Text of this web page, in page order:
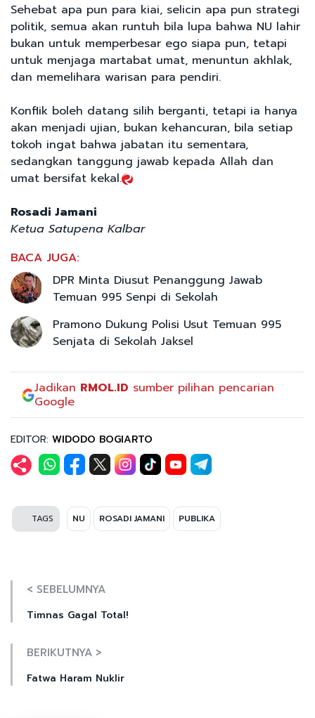
Sehebat apa pun para kiai, selicin apa pun strategi
politik, semua akan runtuh bila lupa bahwa NU lahir
bukan untuk memperbesar ego siapa pun, tetapi
untuk menjaga martabat umat, menuntun akhlak,
dan memelihara warisan para pendiri.
Konflik boleh datang silih berganti, tetapi ia hanya
akan menjadi ujian, bukan kehancuran, bila setiap
tokoh ingat bahwa jabatan itu sementara,
sedangkan tanggung jawab kepada Allah dan
umat bersifat kekal.
Rosadi Jamani
Ketua Satupena Kalbar
BACA JUGA:
DPR Minta Diusut Penanggung Jawab
Temuan 995 Senpi di Sekolah
Pramono Dukung Polisi Usut Temuan 995
Senjata di Sekolah Jaksel
Jadikan RMOL.ID sumber pilihan pencarian
Google
EDITOR: WIDODO BOGIARTO
TAGS NU ROSADI JAMANI PUBLIKA
< SEBELUMNYA
Timnas Gagal Total!
BERIKUTNYA >
Fatwa Haram Nuklir